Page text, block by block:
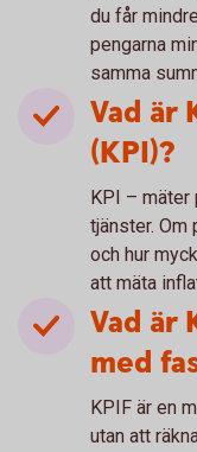
du får
pengarna
samma
Vad är
(KPI)?
KPI – mäter
tjänster.
och hur
att mäta
Vad är
med
KPIF är en
utan att